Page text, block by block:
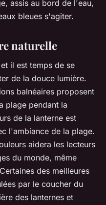
assis au bord de l'eau,
bleues s'agiter.
naturelle
il est temps de se
de la douce lumière.
balnéaires proposent
plage pendant la
de la lanterne est
l'ambiance de la plage.
aidera les lecteurs
du monde, même
des meilleures
par le coucher du
des lanternes et